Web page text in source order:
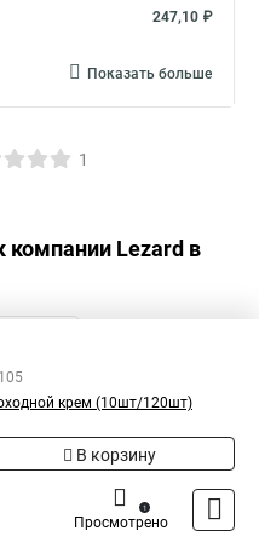
247,10 ₽
Показать больше
1
компании Lezard в
крем (10шт/120шт)
В корзину
Просмотрено
1